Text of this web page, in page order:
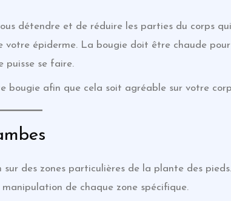
détendre et de réduire les parties du corps
votre épiderme. La bougie doit être chaude
puisse se faire.
bougie afin que cela soit agréable sur votre
des zones particulières de la plante des
de chaque zone spécifique.